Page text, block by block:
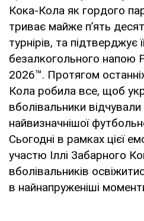
Кока-Кола як гордого
триває майже п’ять
турнірів, та підтверджує
безалкогольного напою
2026™. Протягом
Кола робила все, щоб
вболівальники
найвизначнішої
Сьогодні в рамках цієї
участю Іллі Забарного
вболівальників
в найнапруженіші